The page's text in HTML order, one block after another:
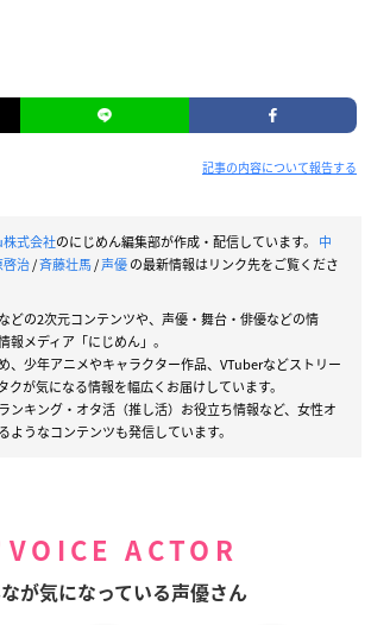
記事の内容について報告する
式会社のにじめん編集部が作成・配信しています。 中
啓治/斉藤壮馬/声優の最新情報はリンク先をご覧くださ
どの2次元コンテンツや、声優・舞台・俳優などの情
メディア「にじめん」。
、少年アニメやキャラクター作品、VTuberなどストリー
クが気になる情報を幅広くお届けしています。
ンキング・オタ活（推し活）お役立ち情報など、女性オ
ようなコンテンツも発信しています。
VOICE ACTOR
が気になっている声優さん